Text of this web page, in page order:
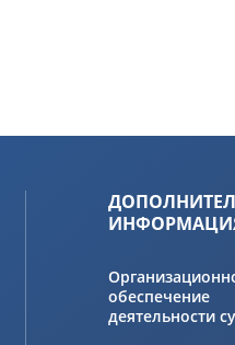
обеспечение
деятельности